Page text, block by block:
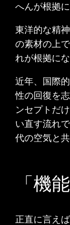
へんが根拠
東洋的な精
の素材の上
れが根拠に
近年、国際
性の回復を
ンセプトだ
い直す流れ
代の空気と
「機
正直に言え